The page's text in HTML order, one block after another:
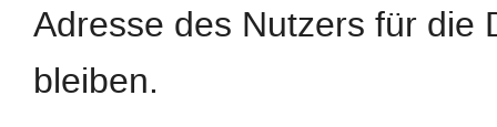
Adresse des Nutzers für die
bleiben.